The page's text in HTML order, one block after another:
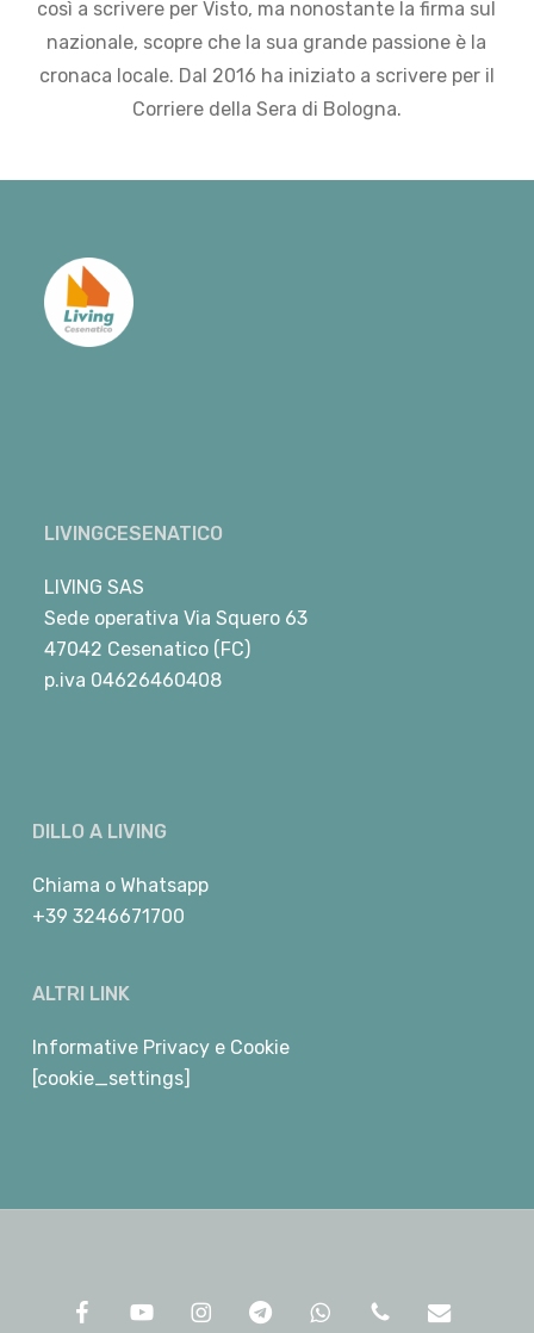
così a scrivere per Visto, ma nonostante la firma sul
nazionale, scopre che la sua grande passione è la
cronaca locale. Dal 2016 ha iniziato a scrivere per il
Corriere della Sera di Bologna.
LIVINGCESENATICO
LIVING SAS
Sede operativa Via Squero 63
47042 Cesenatico (FC)
p.iva 04626460408
DILLO A LIVING
Chiama o Whatsapp
+39 3246671700
ALTRI LINK
Informative Privacy e Cookie
[cookie_settings]
facebookyoutubeinstagramtelegramwhatsappphone email